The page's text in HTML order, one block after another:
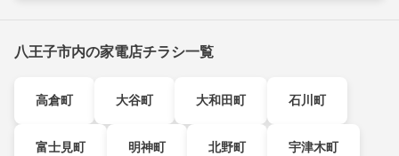
八王子市内の家電店チラシ一覧
高倉町 大谷町 大和田町 石川町
富士見町 明神町 北野町 宇津木町